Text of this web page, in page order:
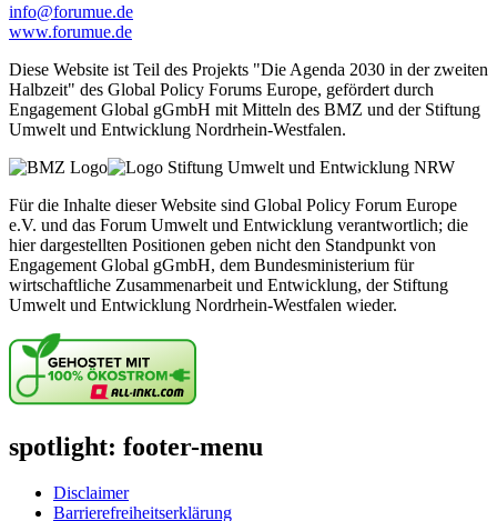
info@forumue.de
www.forumue.de
Diese Website ist Teil des Projekts "Die Agenda 2030 in der zweiten
Halbzeit" des Global Policy Forums Europe, gefördert durch
Engagement Global gGmbH mit Mitteln des BMZ und der Stiftung
Umwelt und Entwicklung Nordrhein-Westfalen.
Für die Inhalte dieser Website sind Global Policy Forum Europe
e.V. und das Forum Umwelt und Entwicklung verantwortlich; die
hier dargestellten Positionen geben nicht den Standpunkt von
Engagement Global gGmbH, dem Bundesministerium für
wirtschaftliche Zusammenarbeit und Entwicklung, der Stiftung
Umwelt und Entwicklung Nordrhein-Westfalen wieder.
spotlight: footer-menu
Disclaimer
Barrierefreiheitserklärung